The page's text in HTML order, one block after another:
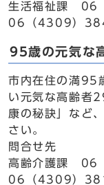
生活福祉課 06
06（4309）
95歳の元気な
市内在住の満95
い元気な高齢者
康の秘訣」など
さい。
問合せ先
高齢介護課 06
06（4309）